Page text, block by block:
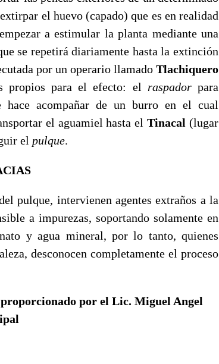
el huevo (capado) que es en realidad
a estimular la planta mediante una
se repetirá diariamente hasta la extinción
por un operario llamado Tlachiquero
propios para el efecto: el raspadorpara
hace acompañar de un burro en el cual
el aguamiel hasta elTinacal(lugar
el pulque.
pulque, intervienen agentes extraños a la
a impurezas, soportando solamente en
y agua mineral, por lo tanto, quienes
desconocen completamente el proceso
por el Lic. Miguel Angel